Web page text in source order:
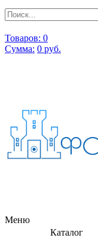
Товаров: 0
Сумма: 0 руб.
Меню
Каталог